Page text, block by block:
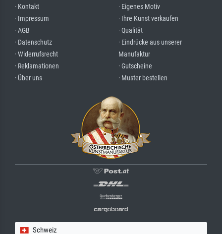
· Kontakt
· Impressum
· AGB
· Datenschutz
· Widerrufsrecht
· Reklamationen
· Über uns
· Eigenes Motiv
· Ihre Kunst verkaufen
· Qualität
· Eindrücke aus unserer
Manufaktur
· Gutscheine
· Muster bestellen
Schweiz